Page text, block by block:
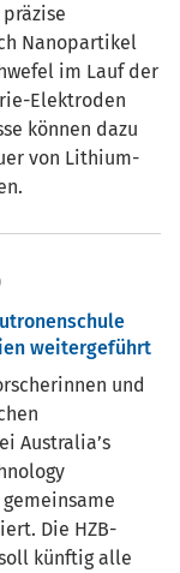
Nanopartikel
im Lauf der
Elektroden
können dazu
von Lithium-
weitergeführt
und
Australia’s
gemeinsame
Die HZB-
künftig alle